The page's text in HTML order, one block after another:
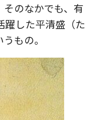
のなかでも、有
躍した平清盛（た
もの。